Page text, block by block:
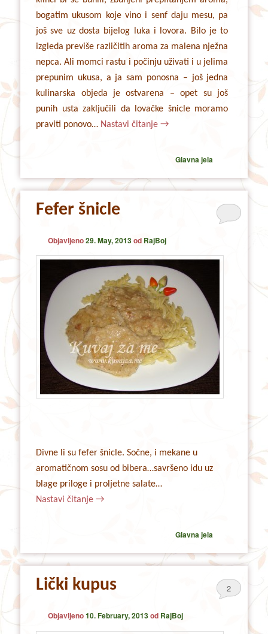
bogatim ukusom koje vino i senf daju mesu, pa
još sve uz dosta bijelog luka i lovora. Bilo je to
izgleda previše različitih aroma za malena nježna
nepca. Ali momci rastu i počinju uživati i u jelima
prepunim ukusa, a ja sam ponosna – još jedna
kulinarska objeda je ostvarena – opet su još
punih usta zaključili da lovačke šnicle moramo
praviti ponovo… Nastavi čitanje→
Glavna jela
Fefer šnicle
Objavljeno29. May, 2013od RajBoj
Divne li su fefer šnicle. Sočne, i mekane u
aromatičnom sosu od bibera…savršeno idu uz
blage priloge i proljetne salate…
Nastavi čitanje→
Glavna jela
Lički kupus
Objavljeno10. February, 2013od RajBoj
2